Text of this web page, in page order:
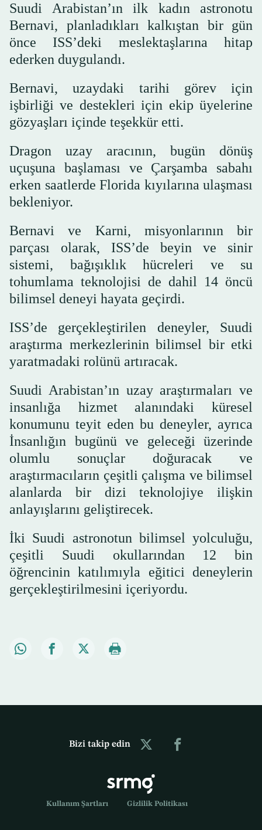
Suudi Arabistan’ın ilk kadın astronotu
Bernavi, planladıkları kalkıştan bir gün
önce ISS’deki meslektaşlarına hitap
ederken duygulandı.
Bernavi, uzaydaki tarihi görev için
işbirliği ve destekleri için ekip üyelerine
gözyaşları içinde teşekkür etti.
Dragon uzay aracının, bugün dönüş
uçuşuna başlaması ve Çarşamba sabahı
erken saatlerde Florida kıyılarına ulaşması
bekleniyor.
Bernavi ve Karni, misyonlarının bir
parçası olarak, ISS’de beyin ve sinir
sistemi, bağışıklık hücreleri ve su
tohumlama teknolojisi de dahil 14 öncü
bilimsel deneyi hayata geçirdi.
ISS’de gerçekleştirilen deneyler, Suudi
araştırma merkezlerinin bilimsel bir etki
yaratmadaki rolünü artıracak.
Suudi Arabistan’ın uzay araştırmaları ve
insanlığa hizmet alanındaki küresel
konumunu teyit eden bu deneyler, ayrıca
İnsanlığın bugünü ve geleceği üzerinde
olumlu sonuçlar doğuracak ve
araştırmacıların çeşitli çalışma ve bilimsel
alanlarda bir dizi teknolojiye ilişkin
anlayışlarını geliştirecek.
İki Suudi astronotun bilimsel yolculuğu,
çeşitli Suudi okullarından 12 bin
öğrencinin katılımıyla eğitici deneylerin
gerçekleştirilmesini içeriyordu.
Bizi takip edin
Kullanım Şartları Gizlilik Politikası